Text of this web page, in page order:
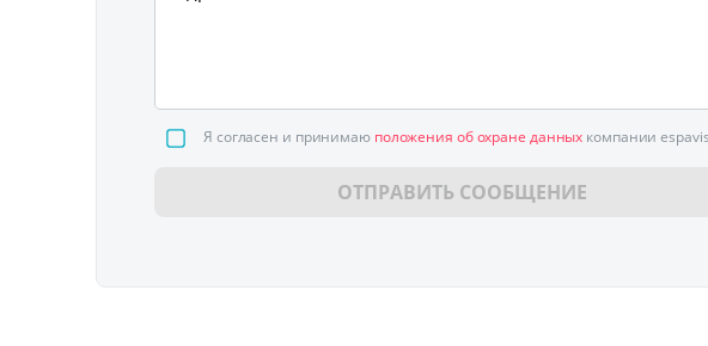
Я согласен и принимаю положения об охране данных компании
ОТПРАВИТЬ СООБЩЕНИЕ